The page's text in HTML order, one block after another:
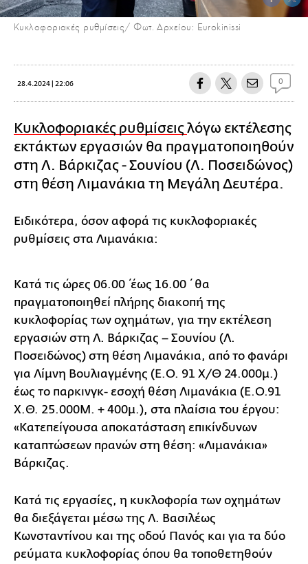
Κυκλοφοριακές ρυθμίσεις/ Φωτ. Αρχείου: Eurokinissi
28.4.2024 | 22:06 0
Κυκλοφοριακές ρυθμίσειςλόγω εκτέλεσης
εκτάκτων εργασιών θα πραγματοποιηθούν
στη Λ. Βάρκιζας - Σουνίου (Λ. Ποσειδώνος)
στη θέση Λιμανάκια τη Μεγάλη Δευτέρα.
Ειδικότερα, όσον αφορά τις κυκλοφοριακές
ρυθμίσεις στα Λιμανάκια:
Κατά τις ώρες 06.00΄έως 16.00΄ θα
πραγματοποιηθεί πλήρης διακοπή της
κυκλοφορίας των οχημάτων, για την εκτέλεση
εργασιών στη Λ. Βάρκιζας – Σουνίου (Λ.
Ποσειδώνος) στη θέση Λιμανάκια, από το φανάρι
για Λίμνη Βουλιαγμένης (Ε.Ο. 91 Χ/Θ 24.000μ.)
έως το παρκινγκ- εσοχή θέση Λιμανάκια (Ε.Ο.91
Χ.Θ. 25.000Μ. + 400μ.), στα πλαίσια του έργου:
«Κατεπείγουσα αποκατάσταση επικίνδυνων
καταπτώσεων πρανών στη θέση: «Λιμανάκια»
Βάρκιζας.
Κατά τις εργασίες, η κυκλοφορία των οχημάτων
θα διεξάγεται μέσω της Λ. Βασιλέως
Κωνσταντίνου και της οδού Πανός και για τα δύο
ρεύματα κυκλοφορίας όπου θα τοποθετηθούν